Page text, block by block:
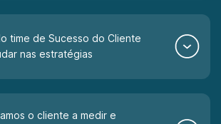
time de Sucesso do Cliente
nas estratégias
o cliente a medir e